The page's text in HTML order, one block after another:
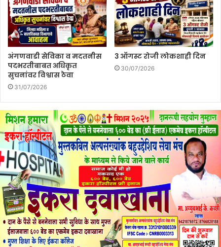
अंगणवाडी सेविका व मदतनीस
पदभरतीबाबत अधिकृत
सुचनांवर विश्वास ठेवा
31/07/2026
3 ऑगस्ट रोजी लोकशाही दिन
30/07/2026